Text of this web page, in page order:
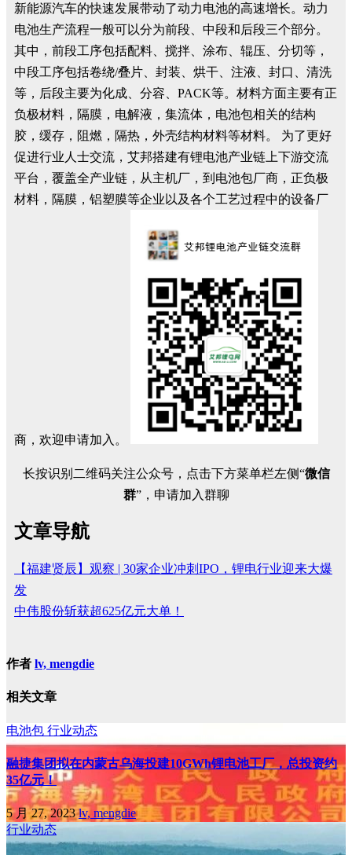
新能源汽车的快速发展带动了动力电池的高速增长。动力
电池生产流程一般可以分为前段、中段和后段三个部分。
其中，前段工序包括配料、搅拌、涂布、辊压、分切等，
中段工序包括卷绕/叠片、封装、烘干、注液、封口、清洗
等，后段主要为化成、分容、PACK等。材料方面主要有正
负极材料，隔膜，电解液，集流体，电池包相关的结构
胶，缓存，阻燃，隔热，外壳结构材料等材料。 为了更好
促进行业人士交流，艾邦搭建有锂电池产业链上下游交流
平台，覆盖全产业链，从主机厂，到电池包厂商，正负极
材料，隔膜，铝塑膜等企业以及各个工艺过程中的设备厂
商，欢迎申请加入。
长按识别二维码关注公众号，点击下方菜单栏左侧“微信
群”，申请加入群聊
文章导航
【福建贤辰】观察 | 30家企业冲刺IPO，锂电行业迎来大爆
发
中伟股份斩获超625亿元大单！
作者 lv, mengdie
相关文章
电池包 行业动态
融捷集团拟在内蒙古乌海投建10GWh锂电池工厂，总投资约
35亿元！
5 月 27, 2023lv, mengdie
行业动态